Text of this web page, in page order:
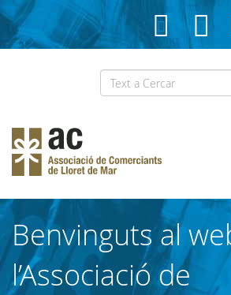
Benvinguts al
l’Associació de